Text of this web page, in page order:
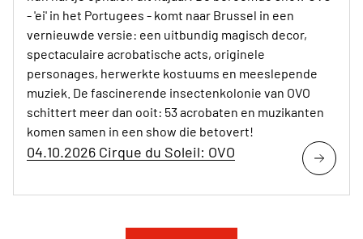
- 'ei' in het Portugees - komt naar Brussel in een
vernieuwde versie: een uitbundig magisch decor,
spectaculaire acrobatische acts, originele
personages, herwerkte kostuums en meeslepende
muziek. De fascinerende insectenkolonie van OVO
schittert meer dan ooit: 53 acrobaten en muzikanten
komen samen in een show die betovert!
04.10.2026 Cirque du Soleil: OVO